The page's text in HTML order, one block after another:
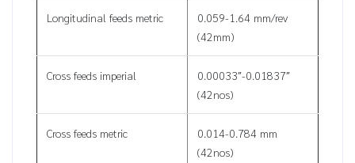
Longitudinal feeds metric
0.059-1.64 mm/rev
(42mm)
Cross feeds imperial
0.00033″-0.01837″
(42nos)
Cross feeds metric
0.014-0.784 mm
(42nos)